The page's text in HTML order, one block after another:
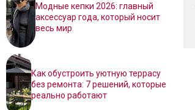
Модные кепки 2026: главный
аксессуар года, который носит
весь мир
Как обустроить уютную террасу
без ремонта: 7 решений, которые
реально работают